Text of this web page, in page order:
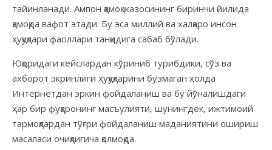
тайинланади. Ампон қамоқ жазосининг биринчи йилида
қамоқда вафот этади. Бу эса миллий ва халқаро инсон
ҳуқуқлари фаоллари танқидига сабаб бўлади.
Юқоридаги кейслардан кўриниб турибдики, сўз ва
ахборот экринлиги ҳуқуқларини бузмаган ҳолда
Интернетдан эркин фойдаланиш ва бу йўналишдаги
ҳар бир фуқаронинг масъулияти, шунингдек, ижтимоий
тармоқлардан тўғри фойдаланиш маданиятини ошириш
масаласи очиқлигича қолмоқда.